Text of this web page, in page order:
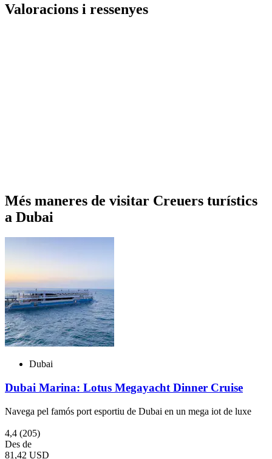
Valoracions i ressenyes
Més maneres de visitar Creuers turístics
a Dubai
Dubai
Dubai Marina: Lotus Megayacht Dinner Cruise
Navega pel famós port esportiu de Dubai en un mega iot de luxe
4,4 (205)
Des de
81,42 USD